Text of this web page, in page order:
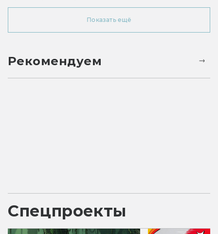
Показать ещё
Рекомендуем
Спецпроекты